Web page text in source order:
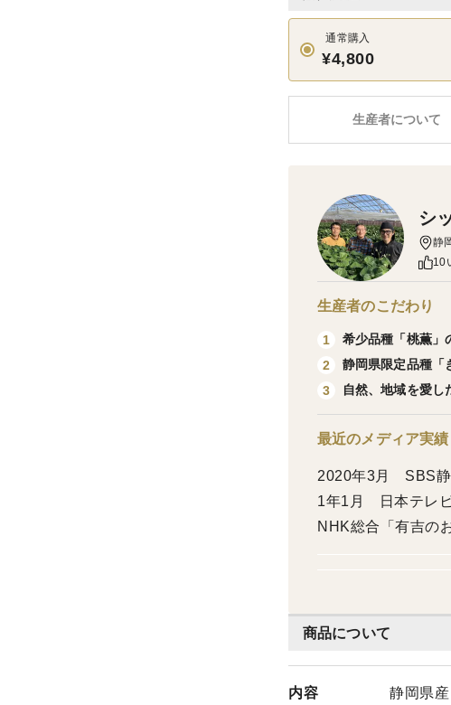
通常購入
¥4,800
生産者について
商品について
内容 静岡県
シ
静
10
生産者のこだわり
1
希少品種「桃薫」
2
静岡県限定品種「
3
自然、地域を愛し
最近のメディア実績
2020年3月 SBS静
1年1月 日本テレ
NHK総合「有吉の
月 SBSラジオ「